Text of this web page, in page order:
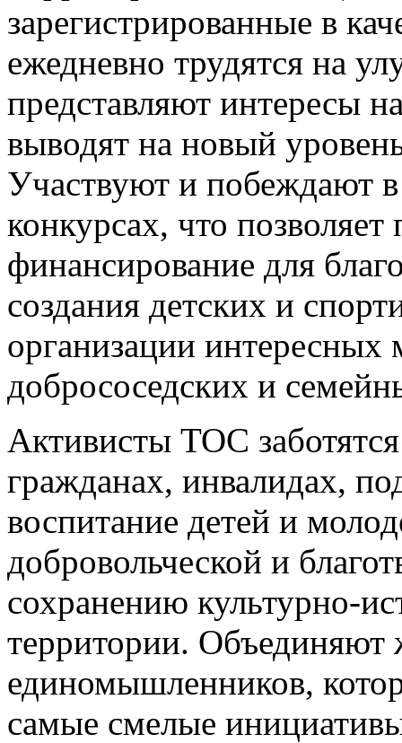
зарегистрированные в
ежедневно трудятся на
представляют интересы
выводят на новый
Участвуют и побеждают
конкурсах, что
финансирование для
создания детских и
организации интересных
добрососедских и
Активисты ТОС
гражданах, инвалидах,
воспитание детей и
добровольческой и
сохранению культурно-
территории. Объединяют
единомышленников,
самые смелые